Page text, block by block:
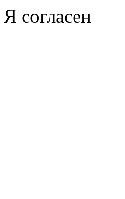
Я согласен